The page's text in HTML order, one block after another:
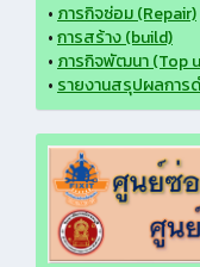
• ภารกิจซ่อม (Repair)
•การสร้าง (build)
• ภารกิจพัฒนา (Top
• รายงานสรุปผลการ